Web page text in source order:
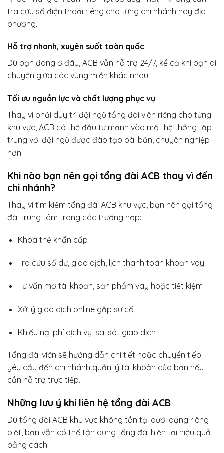
tra cứu số điện thoại riêng cho từng chi nhánh hay địa
phương.
Hỗ trợ nhanh, xuyên suốt toàn quốc
Dù bạn đang ở đâu, ACB vẫn hỗ trợ 24/7, kể cả khi bạn di
chuyển giữa các vùng miền khác nhau.
Tối ưu nguồn lực và chất lượng phục vụ
Thay vì phải duy trì đội ngũ tổng đài viên riêng cho từng
khu vực, ACB có thể đầu tư mạnh vào một hệ thống tập
trung với đội ngũ được đào tạo bài bản, chuyên nghiệp
hơn.
Khi nào bạn nên gọi tổng đài ACB thay vì đến
chi nhánh?
Thay vì tìm kiếm tổng đài ACB khu vực, bạn nên gọi tổng
đài trung tâm trong các trường hợp:
Khóa thẻ khẩn cấp
Tra cứu số dư, giao dịch, lịch thanh toán khoản vay
Tư vấn mở tài khoản, sản phẩm vay hoặc tiết kiệm
Xử lý giao dịch online gặp sự cố
Khiếu nại phí dịch vụ, sai sót giao dịch
Tổng đài viên sẽ hướng dẫn chi tiết hoặc chuyển tiếp
yêu cầu đến chi nhánh quản lý tài khoản của bạn nếu
cần hỗ trợ trực tiếp.
Những lưu ý khi liên hệ tổng đài ACB
Dù tổng đài ACB khu vực không tồn tại dưới dạng riêng
biệt, bạn vẫn có thể tận dụng tổng đài hiện tại hiệu quả
bằng cách: